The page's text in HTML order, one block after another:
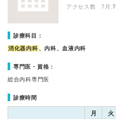
アクセス数 7月:7
診療科目：
消化器内科 、内科、血液内科
専門医・資格：
総合内科専門医
診療時間
月 火